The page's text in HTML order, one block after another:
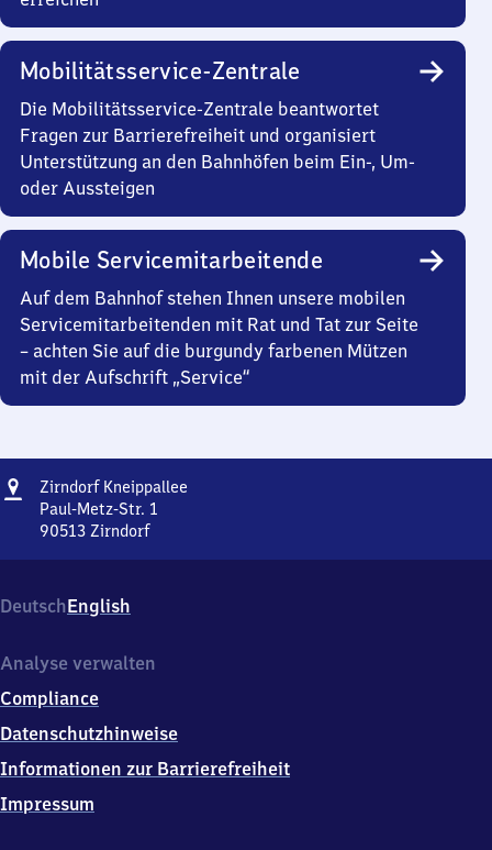
Mobilitätsservice-Zentrale
Die Mobilitätsservice-Zentrale beantwortet
Fragen zur Barrierefreiheit und organisiert
Unterstützung an den Bahnhöfen beim Ein-, Um-
oder Aussteigen
Mobile Servicemitarbeitende
Auf dem Bahnhof stehen Ihnen unsere mobilen
Servicemitarbeitenden mit Rat und Tat zur Seite
– achten Sie auf die burgundy farbenen Mützen
mit der Aufschrift „Service“
Adresse
Zirndorf Kneippallee
Paul-Metz-Str. 1
90513 Zirndorf
Paul-
Metz-
1,
0
5
3
Zirndorf
DeutschEnglish
Analyse verwalten
Compliance
Datenschutzhinweise
Informationen zur Barrierefreiheit
Impressum